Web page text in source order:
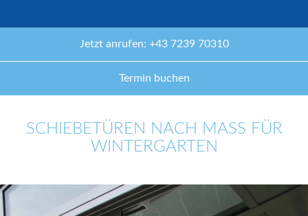
Jetzt anrufen: +43 7239 70310
Termin buchen
SCHIEBETÜREN NACH MASS FÜR W
INTERGARTEN